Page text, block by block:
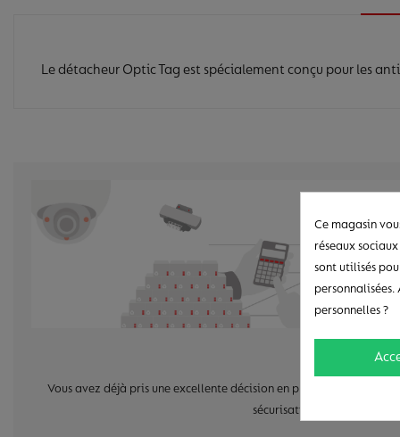
Le détacheur Optic Tag est spécialement conçu pour les
Vous avez déjà pris une excellente décision en protégeant vos
sécurisation de votre
Ce magasin
réseaux
sont utilisés
personnelles ?